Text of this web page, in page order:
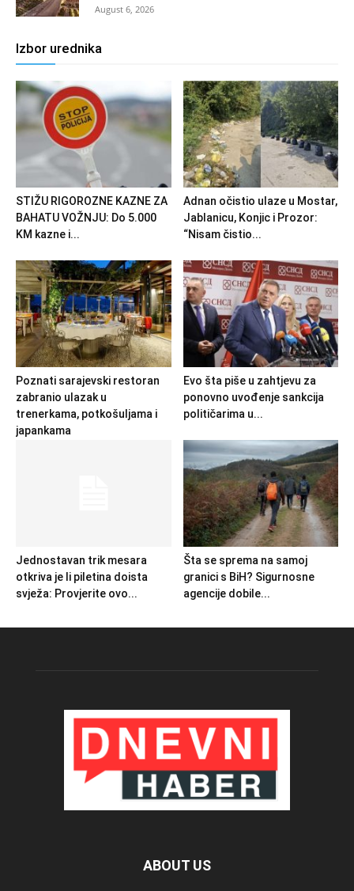
August 6, 2026
Izbor urednika
STIŽU RIGOROZNE KAZNE ZA
BAHATU VOŽNJU: Do 5.000
KM kazne i...
Adnan očistio ulaze u Mostar,
Jablanicu, Konjic i Prozor:
“Nisam čistio...
Poznati sarajevski restoran
zabranio ulazak u
trenerkama, potkošuljama i
japankama
Evo šta piše u zahtjevu za
ponovno uvođenje sankcija
političarima u...
Jednostavan trik mesara
otkriva je li piletina doista
svježa: Provjerite ovo...
Šta se sprema na samoj
granici s BiH? Sigurnosne
agencije dobile...
ABOUT US